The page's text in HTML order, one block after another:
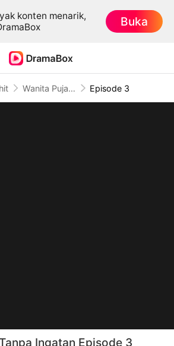
konten menarik,
Buka
Wanita Pujaan Tanpa Ingatan Episode 3
Ingatan Episode 3